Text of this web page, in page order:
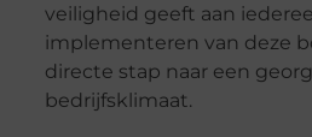
veiligheid geeft aan
implementeren van deze
directe stap naar een
bedrijfsklimaat.